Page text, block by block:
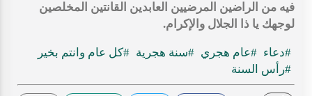
فيه من الراضين المرضيين العابدين القانتين المخلصين
لوجهك يا ذا الجلال والإكرام.
#دعاء #عام هجري #سنة هجرية #كل عام وانتم بخير
#رأس السنة